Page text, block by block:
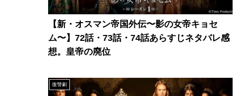
【新・オスマン帝国外伝〜影の女帝キョセ
ム〜】72話・73話・74話あらすじネタバレ感
想。皇帝の廃位
復讐劇